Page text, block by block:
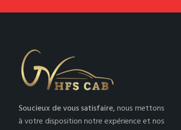
Soucieux de vous satisfaire,nous mettons
à votre disposition notre expérience et nos